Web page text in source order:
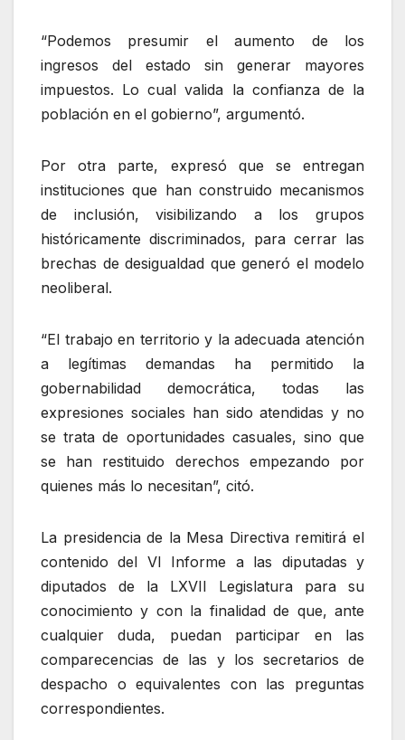
“Podemos presumir el aumento de los
ingresos del estado sin generar mayores
impuestos. Lo cual valida la confianza de la
población en el gobierno”, argumentó.
Por otra parte, expresó que se entregan
instituciones que han construido mecanismos
de inclusión, visibilizando a los grupos
históricamente discriminados, para cerrar las
brechas de desigualdad que generó el modelo
neoliberal.
“El trabajo en territorio y la adecuada atención
a legítimas demandas ha permitido la
gobernabilidad democrática, todas las
expresiones sociales han sido atendidas y no
se trata de oportunidades casuales, sino que
se han restituido derechos empezando por
quienes más lo necesitan”, citó.
La presidencia de la Mesa Directiva remitirá el
contenido del VI Informe a las diputadas y
diputados de la LXVII Legislatura para su
conocimiento y con la finalidad de que, ante
cualquier duda, puedan participar en las
comparecencias de las y los secretarios de
despacho o equivalentes con las preguntas
correspondientes.